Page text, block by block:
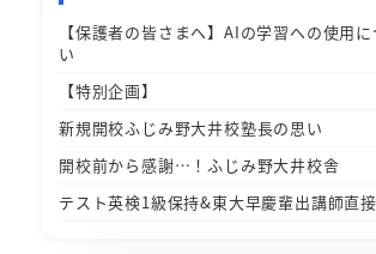
【保護者の皆さまへ】AIの学習への使用
い
【特別企画】
新規開校ふじみ野大井校塾長の思い
開校前から感謝…！ふじみ野大井校舎
テスト英検1級保持&東大早慶輩出講師直